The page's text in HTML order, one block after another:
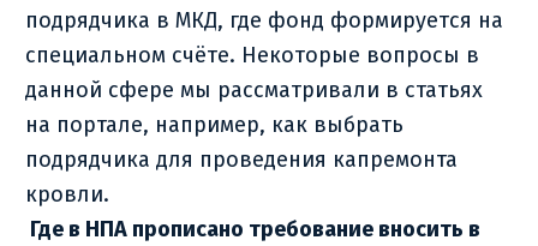
подрядчика в МКД, где фонд формируется на
специальном счёте. Некоторые вопросы в
данной сфере мы рассматривали в статьях
на портале, например, как выбрать
подрядчика для проведения капремонта
кровли.
Где в НПА прописано требование вносить в